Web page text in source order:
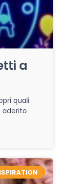
a
quali
aderito